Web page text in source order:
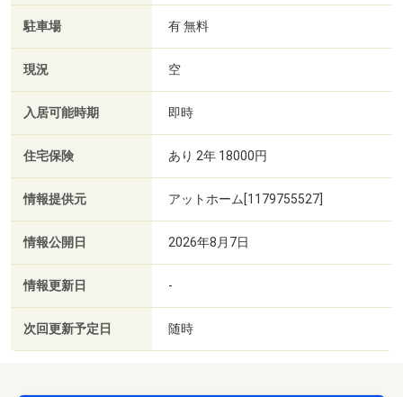
駐車場 有 無料
現況 空
入居可能時期 即時
住宅保険 あり 2年 18000円
情報提供元 アットホーム[1179755527]
情報公開日 2026年8月7日
情報更新日 -
次回更新予定日 随時